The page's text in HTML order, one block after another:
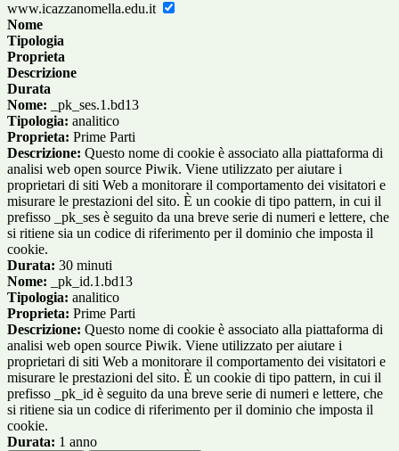
www.icazzanomella.edu.it
Nome
Tipologia
Proprieta
Descrizione
Durata
Nome: _pk_ses.1.bd13
Tipologia: analitico
Proprieta: Prime Parti
Descrizione: Questo nome di cookie è associato alla piattaforma di
analisi web open source Piwik. Viene utilizzato per aiutare i
proprietari di siti Web a monitorare il comportamento dei visitatori e
misurare le prestazioni del sito. È un cookie di tipo pattern, in cui il
prefisso _pk_ses è seguito da una breve serie di numeri e lettere, che
si ritiene sia un codice di riferimento per il dominio che imposta il
cookie.
Durata: 30 minuti
Nome: _pk_id.1.bd13
Tipologia: analitico
Proprieta: Prime Parti
Descrizione: Questo nome di cookie è associato alla piattaforma di
analisi web open source Piwik. Viene utilizzato per aiutare i
proprietari di siti Web a monitorare il comportamento dei visitatori e
misurare le prestazioni del sito. È un cookie di tipo pattern, in cui il
prefisso _pk_id è seguito da una breve serie di numeri e lettere, che
si ritiene sia un codice di riferimento per il dominio che imposta il
cookie.
Durata: 1 anno